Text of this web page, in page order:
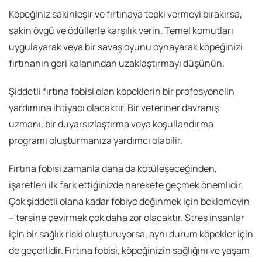
Köpeğiniz sakinleşir ve fırtınaya tepki vermeyi bırakırsa,
sakin övgü ve ödüllerle karşılık verin. Temel komutları
uygulayarak veya bir savaş oyunu oynayarak köpeğinizi
fırtınanın geri kalanından uzaklaştırmayı düşünün.
Şiddetli fırtına fobisi olan köpeklerin bir profesyonelin
yardımına ihtiyacı olacaktır. Bir veteriner davranış
uzmanı, bir duyarsızlaştırma veya koşullandırma
programı oluşturmanıza yardımcı olabilir.
Fırtına fobisi zamanla daha da kötüleşeceğinden,
işaretleri ilk fark ettiğinizde harekete geçmek önemlidir.
Çok şiddetli olana kadar fobiye değinmek için beklemeyin
– tersine çevirmek çok daha zor olacaktır. Stres insanlar
için bir sağlık riski oluşturuyorsa, aynı durum köpekler için
de geçerlidir. Fırtına fobisi, köpeğinizin sağlığını ve yaşam